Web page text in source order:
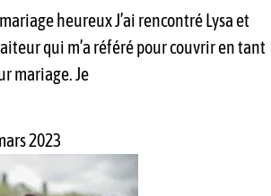
heureux J’ai rencontré Lysa et
qui m’a référé pour couvrir en tant
mariage. Je
2023